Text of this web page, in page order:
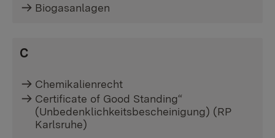
Biogasanlagen
C
Chemikalienrecht
Certificate of Good Standing“
(Unbedenklichkeitsbescheinigung) (RP
Karlsruhe)